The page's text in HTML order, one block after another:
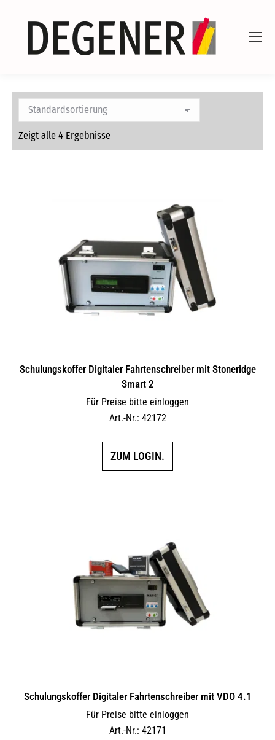
Zeigt alle 4 Ergebnisse
Schulungskoffer Digitaler Fahrtenschreiber mit Stoneridge
Smart 2
Für Preise bitte einloggen
Art.-Nr.: 42172
ZUM LOGIN.
Schulungskoffer Digitaler Fahrtenschreiber mit VDO 4.1
Für Preise bitte einloggen
Art.-Nr.: 42171